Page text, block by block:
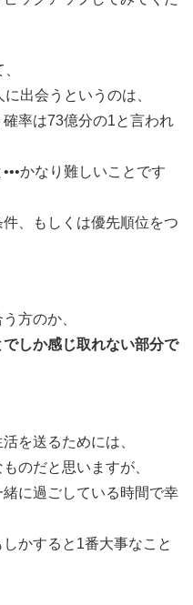
出会うというのは、
率は73億分の1と言われ
かなり難しいことです
、もしくは優先順位をつ
方のか、
でしか感じ取れない部分で
を送るためには、
のだと思いますが、
に過ごしている時間で幸
かすると1番大事なこと